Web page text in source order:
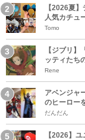
【2026夏
人気カチュ
Tomo
【ジブリ
ッティたち
Rene
アベンジャ
のヒーロー
だんだん
【2026】